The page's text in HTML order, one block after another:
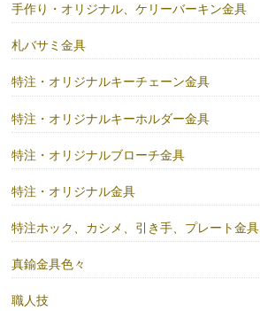
手作り・オリジナル、ケリーバーキン金具
札バサミ金具
特注・オリジナルキーチェーン金具
特注・オリジナルキーホルダー金具
特注・オリジナルブローチ金具
特注・オリジナル金具
特注ホック、カシメ、引き手、プレート金具
真鍮金具色々
職人技